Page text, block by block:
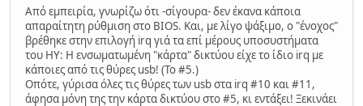
Από εμπειρία, γνωρίζω ότι -σίγουρα- δεν έκανα κάποια
απαραίτητη ρύθμιση στο BIOS. Και, με λίγο ψάξιμο, ο "ένοχος"
βρέθηκε στην επιλογή irq γιά τα επί μέρους υποσυστήματα
του ΗΥ: Η ενσωματωμένη "κάρτα" δικτύου είχε το ίδιο irq με
κάποιες από τις θύρες usb! (Το #5.)
Οπότε, γύρισα όλες τις θύρες των usb στα irq #10 και #11,
άφησα μόνη της την κάρτα δικτύου στο #5, κι εντάξει! Ξεκινάει